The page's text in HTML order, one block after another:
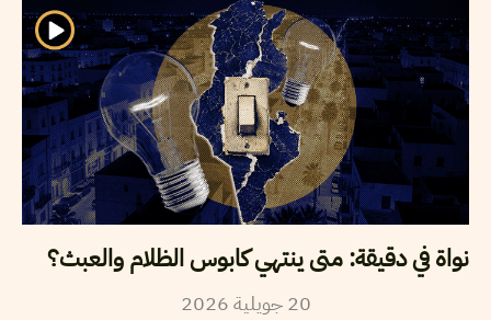
نواة في دقيقة: متى ينتهي كابوس الظلام والعبث؟
20 جويلية2026